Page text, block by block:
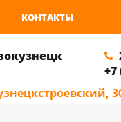
КОНТАКТЫ
+7